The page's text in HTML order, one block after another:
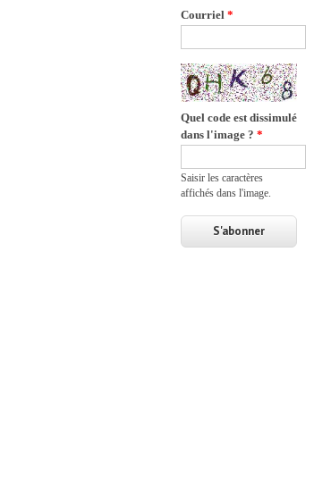
Courriel *
Quel code est dissimulé
dans l'image ? *
Saisir les caractères
affichés dans l'image.